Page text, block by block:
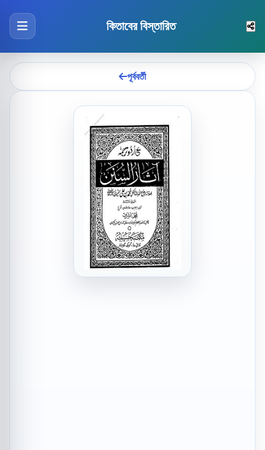
কিতাবের বিস্তারিত
পূর্ববর্তী